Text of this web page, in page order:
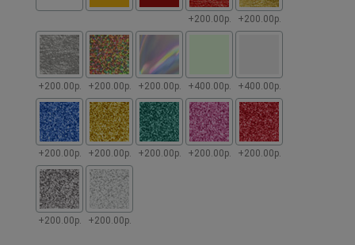
+200.00р. +200.00р.
+200.00р. +200.00р. +200.00р. +400.00р. +400.00р.
+200.00р. +200.00р. +200.00р. +200.00р. +200.00р.
+200.00р. +200.00р.